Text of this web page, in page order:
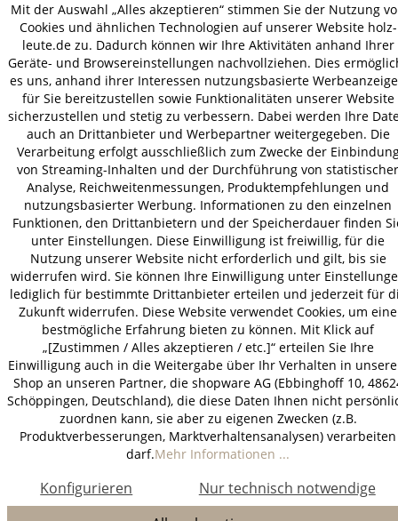
VERSAND
AGB Datenschutz
Impressum
© 2026 HOLZ-LEUTE
* Alle Preise inkl. gesetzl. Mehrwertsteuer zzgl.Versandkosten.
Mit der Auswahl „Alles akzeptieren“ stimmen Sie der Nutzung
Cookies und ähnlichen Technologien auf unserer Website holz-
leute.de zu. Dadurch können wir Ihre Aktivitäten anhand Ihrer
Geräte- und Browsereinstellungen nachvollziehen. Dies
es uns, anhand ihrer Interessen nutzungsbasierte
für Sie bereitzustellen sowie Funktionalitäten unserer Website
sicherzustellen und stetig zu verbessern. Dabei werden Ihre
auch an Drittanbieter und Werbepartner weitergegeben. Die
Verarbeitung erfolgt ausschließlich zum Zwecke der
von Streaming-Inhalten und der Durchführung von statistischer
Analyse, Reichweitenmessungen, Produktempfehlungen und
nutzungsbasierter Werbung. Informationen zu den einzelnen
Funktionen, den Drittanbietern und der Speicherdauer finden
unter Einstellungen. Diese Einwilligung ist freiwillig, für die
Nutzung unserer Website nicht erforderlich und gilt, bis sie
widerrufen wird. Sie können Ihre Einwilligung unter
lediglich für bestimmte Drittanbieter erteilen und jederzeit für
Zukunft widerrufen. Diese Website verwendet Cookies, um eine
bestmögliche Erfahrung bieten zu können. Mit Klick auf
„[Zustimmen / Alles akzeptieren / etc.]“ erteilen Sie Ihre
Einwilligung auch in die Weitergabe über Ihr Verhalten in
Shop an unseren Partner, die shopware AG (Ebbinghoff 10,
Schöppingen, Deutschland), die diese Daten Ihnen nicht
zuordnen kann, sie aber zu eigenen Zwecken (z.B.
Produktverbesserungen, Marktverhaltensanalysen) verarbeiten
darf.Mehr Informationen ...
Nur technisch notwendige
Konfigurieren